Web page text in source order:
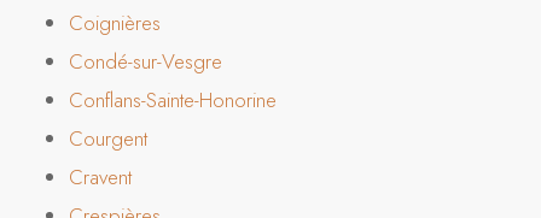
Coignières
Condé-sur-Vesgre
Conflans-Sainte-Honorine
Courgent
Cravent